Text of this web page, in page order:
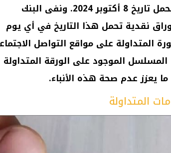
نقدية جديدة من فئة 200 جنيه تحمل تاريخ 8 أكتوبر 2024. ونفى البنك
نقدية تحمل هذا التاريخ في أي يوم
المتداولة على مواقع التواصل
المسلسل الموجود على الورقة المتداولة
المتداولة